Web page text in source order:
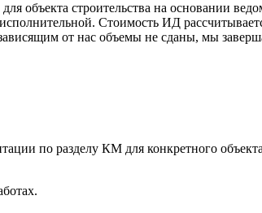
объекта строительства на основании
исполнительной. Стоимость ИД
от нас объемы не сданы, мы
по разделу КМ для конкретного объекта
.